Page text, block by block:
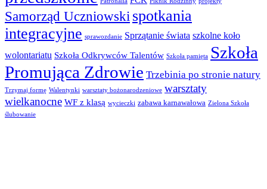
Samorząd Uczniowski spotkania
integracyjne sprawozdanie Sprzątanie świata szkolne koło
wolontariatu Szkoła Odkrywców Talentów Szkoła pamięta Szkoła
Promująca Zdrowie Trzebinia po stronie natury
Trzymaj formę Walentynki warsztaty bożonarodzeniowe warsztaty
wielkanocne WF z klasą wycieczki zabawa karnawałowa Zielona Szkoła
ślubowanie